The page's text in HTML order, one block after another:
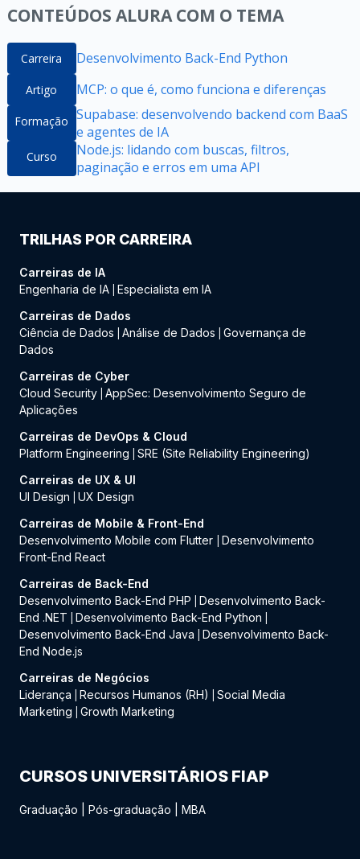
CONTEÚDOS ALURA COM O TEMA
Carreira Desenvolvimento Back-End Python
Artigo MCP: o que é, como funciona e diferenças
Formação Supabase: desenvolvendo backend com BaaS
e agentes de IA
Curso
Node.js: lidando com buscas, filtros,
paginação e erros em uma API
TRILHAS POR CARREIRA
Carreiras de IA
Engenharia de IA Especialista em IA
Carreiras de Dados
Ciência de Dados
Análise de Dados
Governança de
Dados
Carreiras de Cyber
Cloud Security AppSec: Desenvolvimento Seguro de
Aplicações
Carreiras de DevOps & Cloud
Platform Engineering
SRE (Site Reliability Engineering)
Carreiras de UX & UI
UI Design
UX Design
Carreiras de Mobile & Front-End
Desenvolvimento Mobile com Flutter
Desenvolvimento
Front-End React
Carreiras de Back-End
Desenvolvimento Back-End PHP
Desenvolvimento Back-
End .NET
Desenvolvimento Back-End Python
Desenvolvimento Back-End Java
Desenvolvimento Back-
End Node.js
Carreiras de Negócios
Liderança
Recursos Humanos (RH)
Social Media
Marketing
Growth Marketing
CURSOS UNIVERSITÁRIOS FIAP
Graduação Pós-graduação MBA